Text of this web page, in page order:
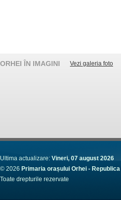
ORHEI ÎN IMAGINI Vezi galeria foto
Ultima actualizare: Vineri, 07 august 2026
© 2026 Primaria orașului Orhei -
Toate drepturile rezervate